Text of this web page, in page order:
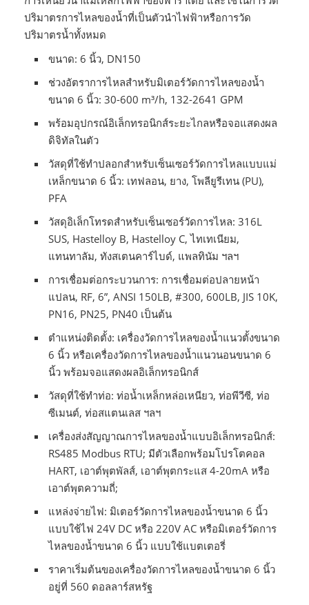
ปริมาตรการไหลของน้ำที่เป็นตัวนำไฟฟ้าหรือการวัด
ปริมาตรน้ำทั้งหมด
ขนาด: 6 นิ้ว, DN150
ช่วงอัตราการไหลสำหรับมิเตอร์วัดการไหลของน้ำ
ขนาด 6 นิ้ว: 30-600 m³/h, 132-2641 GPM
พร้อมอุปกรณ์อิเล็กทรอนิกส์ระยะไกลหรือจอแสดงผล
ดิจิทัลในตัว
วัสดุที่ใช้ทำปลอกสำหรับเซ็นเซอร์วัดการไหลแบบแม่
เหล็กขนาด 6 นิ้ว: เทฟลอน, ยาง, โพลียูรีเทน (PU),
PFA
วัสดุอิเล็กโทรดสำหรับเซ็นเซอร์วัดการไหล: 316L
SUS, Hastelloy B, Hastelloy C, ไทเทเนียม,
แทนทาลัม, ทังสเตนคาร์ไบด์, แพลทินัม ฯลฯ
การเชื่อมต่อกระบวนการ: การเชื่อมต่อปลายหน้า
แปลน, RF, 6”, ANSI 150LB, #300, 600LB, JIS 10K,
PN16, PN25, PN40 เป็นต้น
ตำแหน่งติดตั้ง: เครื่องวัดการไหลของน้ำแนวตั้งขนาด
6 นิ้ว หรือเครื่องวัดการไหลของน้ำแนวนอนขนาด 6
นิ้ว พร้อมจอแสดงผลอิเล็กทรอนิกส์
วัสดุที่ใช้ทำท่อ: ท่อน้ำเหล็กหล่อเหนียว, ท่อพีวีซี, ท่อ
ซีเมนต์, ท่อสแตนเลส ฯลฯ
เครื่องส่งสัญญาณการไหลของน้ำแบบอิเล็กทรอนิกส์:
RS485 Modbus RTU; มีตัวเลือกพร้อมโปรโตคอล
HART, เอาต์พุตพัลส์, เอาต์พุตกระแส 4-20mA หรือ
เอาต์พุตความถี่;
แหล่งจ่ายไฟ: มิเตอร์วัดการไหลของน้ำขนาด 6 นิ้ว
แบบใช้ไฟ 24V DC หรือ 220V AC หรือมิเตอร์วัดการ
ไหลของน้ำขนาด 6 นิ้ว แบบใช้แบตเตอรี่
ราคาเริ่มต้นของเครื่องวัดการไหลของน้ำขนาด 6 นิ้ว
อยู่ที่ 560 ดอลลาร์สหรัฐ